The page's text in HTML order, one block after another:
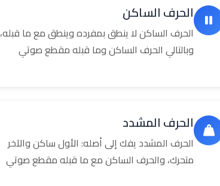
الحرف الساكن
الحرف الساكن لا ينطق بمفرده وينطق مع ما قبله،
وبالتالي الحرف الساكن وما قبله مقطع صوتي
الحرف المشدد
الحرف المشدد يفك إلى أصله: الأول ساكن والآخر
متحرك، والحرف الساكن مع ما قبله مقطع صوتي